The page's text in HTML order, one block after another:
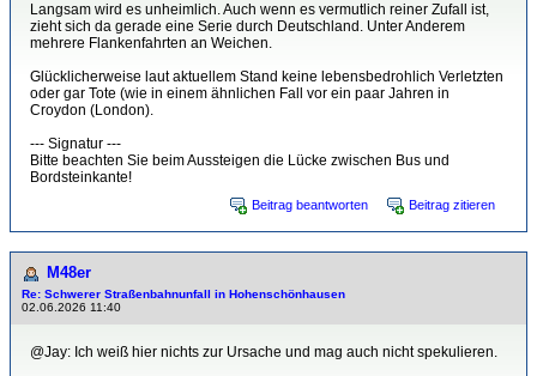
Langsam wird es unheimlich. Auch wenn es vermutlich reiner Zufall ist,
zieht sich da gerade eine Serie durch Deutschland. Unter Anderem
mehrere Flankenfahrten an Weichen.
Glücklicherweise laut aktuellem Stand keine lebensbedrohlich Verletzten
oder gar Tote (wie in einem ähnlichen Fall vor ein paar Jahren in
Croydon (London).
--- Signatur ---
Bitte beachten Sie beim Aussteigen die Lücke zwischen Bus und
Bordsteinkante!
Beitrag beantworten Beitrag zitieren
M48er
Re: Schwerer Straßenbahnunfall in Hohenschönhausen
02.06.2026 11:40
@Jay: Ich weiß hier nichts zur Ursache und mag auch nicht spekulieren.